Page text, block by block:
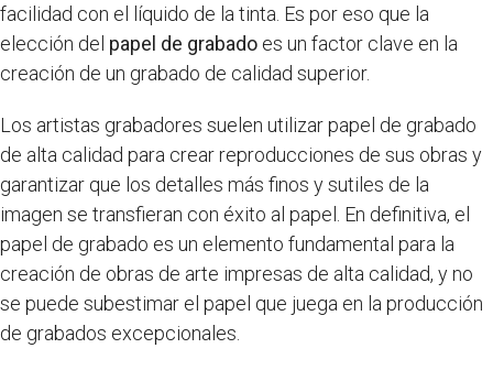
facilidad con el líquido de la tinta. Es por eso que la
elección del papel de grabado es un factor clave en la
creación de un grabado de calidad superior.
Los artistas grabadores suelen utilizar papel de grabado
de alta calidad para crear reproducciones de sus obras y
garantizar que los detalles más finos y sutiles de la
imagen se transfieran con éxito al papel. En definitiva, el
papel de grabado es un elemento fundamental para la
creación de obras de arte impresas de alta calidad, y no
se puede subestimar el papel que juega en la producción
de grabados excepcionales.